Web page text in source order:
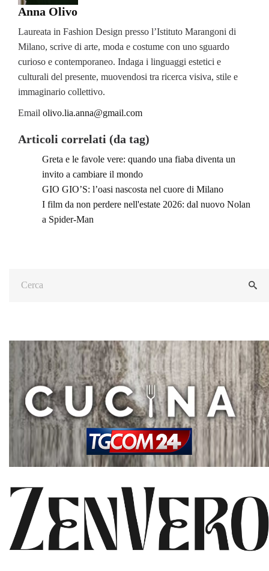
Anna Olivo
Laureata in Fashion Design presso l’Istituto Marangoni di
Milano, scrive di arte, moda e costume con uno sguardo
curioso e contemporaneo. Indaga i linguaggi estetici e
culturali del presente, muovendosi tra ricerca visiva, stile e
immaginario collettivo.
Email olivo.lia.anna@gmail.com
Articoli correlati (da tag)
Greta e le favole vere: quando una fiaba diventa un
invito a cambiare il mondo
GIO GIO’S: l’oasi nascosta nel cuore di Milano
I film da non perdere nell'estate 2026: dal nuovo Nolan
a Spider-Man